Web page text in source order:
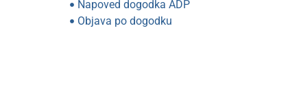
Napoved dogodka ADP
Objava po dogodku